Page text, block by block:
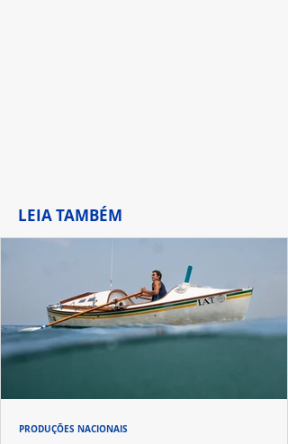
LEIA TAMBÉM
PRODUÇÕES NACIONAIS